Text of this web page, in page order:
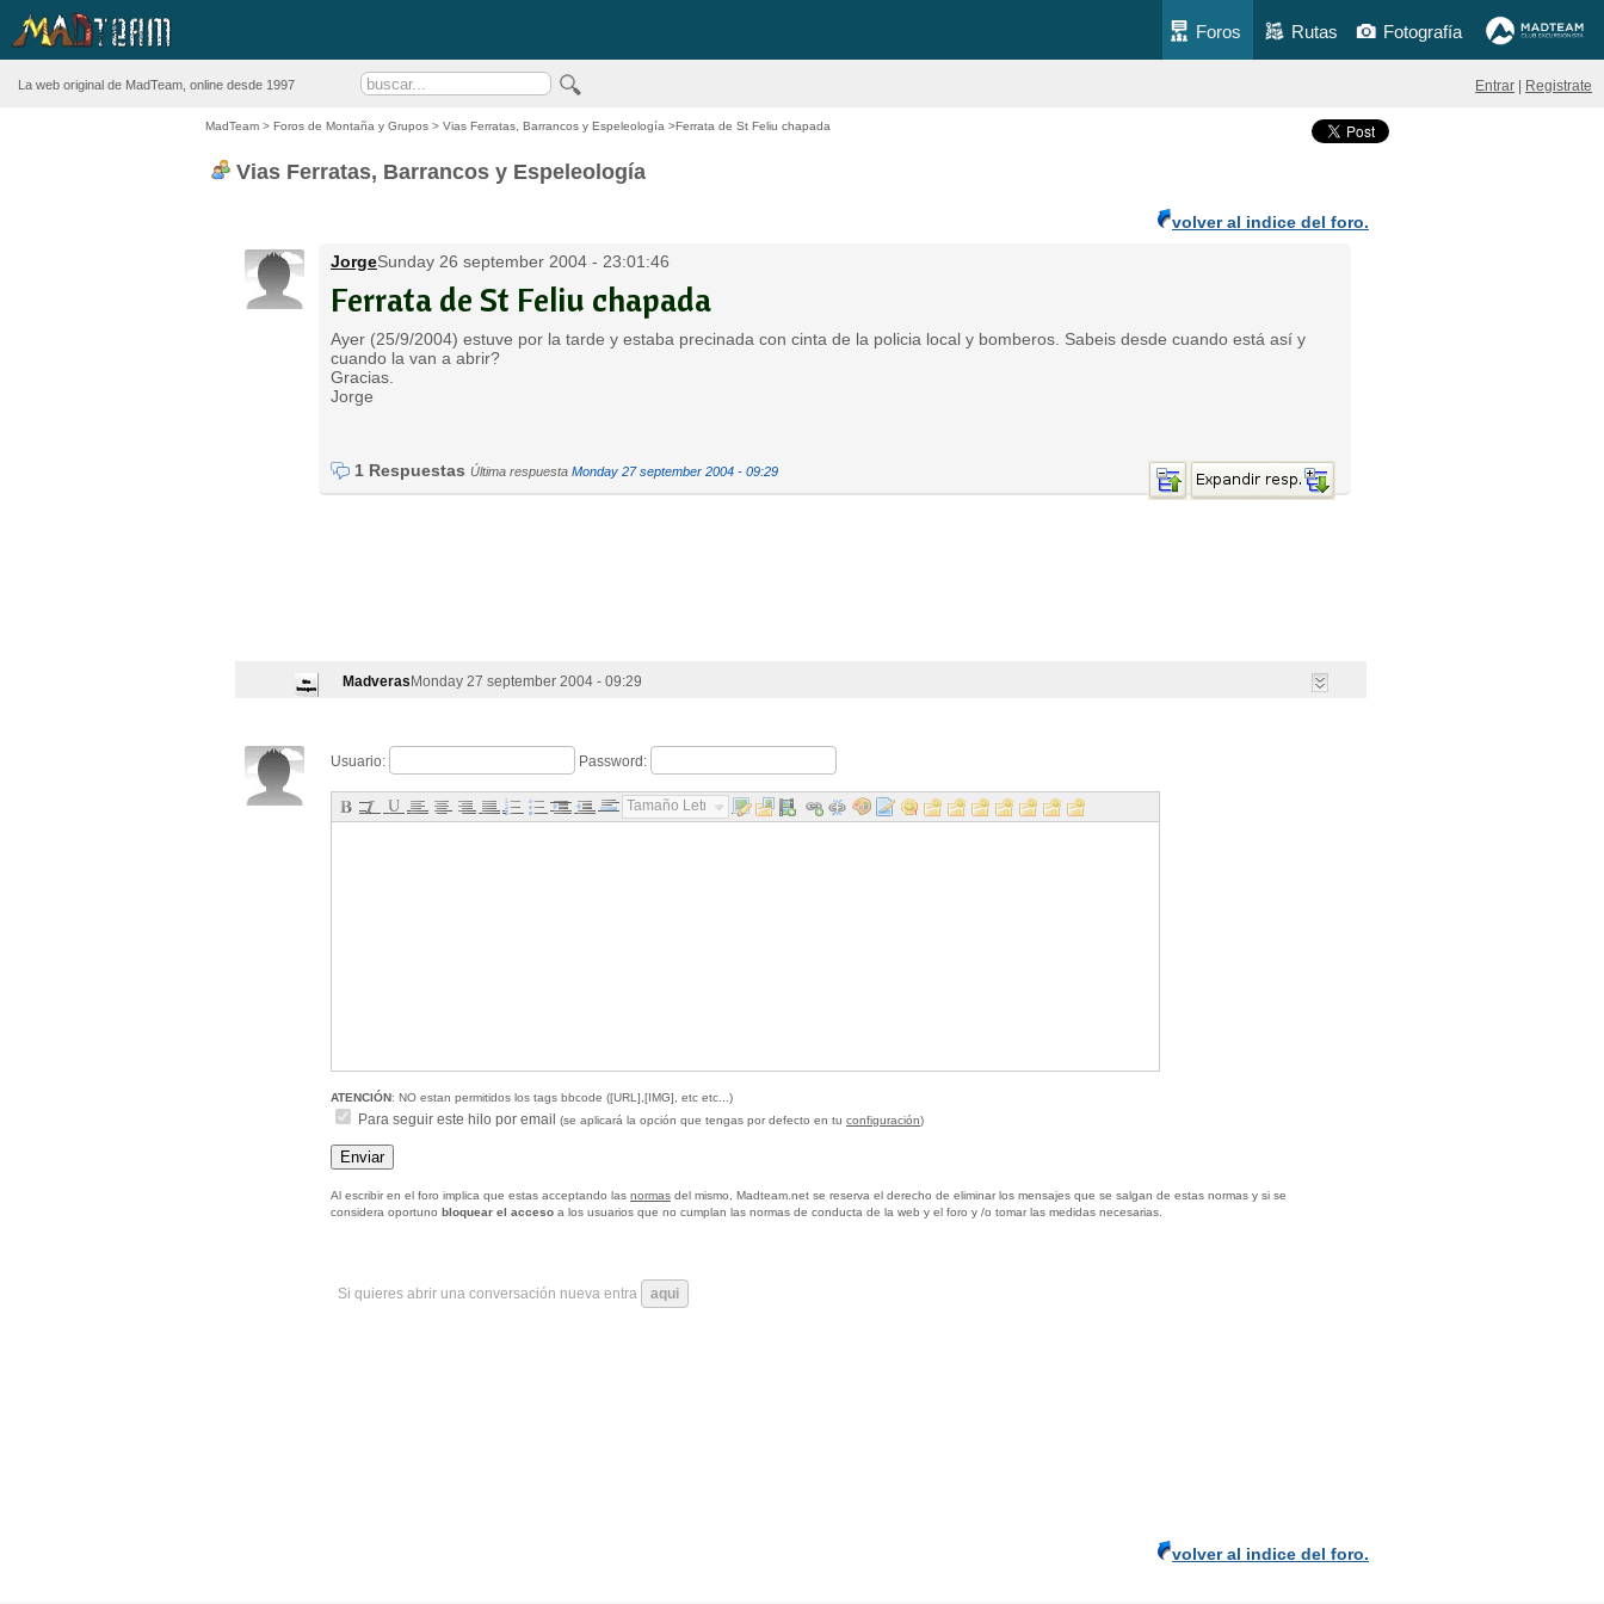
Foros Rutas Fotografía
La web original de MadTeam, online desde 1997 Entrar Registrate
MadTeam > Foros de Montaña y Grupos > Vias Ferratas, Barrancos y Espeleología >Ferrata de St Feliu chapada
Vias Ferratas, Barrancos y Espeleología
volver al indice del foro.
JorgeSunday 26 september 2004 - 23:01:46
Ferrata de St Feliu chapada
Ayer (25/9/2004) estuve por la tarde y estaba precinada con cinta de la policia local y bomberos. Sabeis desde cuando está así y
cuando la van a abrir?
Gracias.
Jorge
1 Respuestas Última respuesta Monday 27 september 2004 - 09:29
Madveras Monday 27 september 2004 - 09:29
Usuario: Password:
Tamaño Letra...
ATENCIÓN: NO estan permitidos los tags bbcode ([URL],[IMG], etc etc...)
Para seguir este hilo por email (se aplicará la opción que tengas por defecto en tu configuración)
Al escribir en el foro implica que estas acceptando las normas del mismo, Madteam.net se reserva el derecho de eliminar los mensajes que se salgan de estas normas y si se
considera oportuno bloquear el acceso a los usuarios que no cumplan las normas de conducta de la web y el foro y /o tomar las medidas necesarias.
Si quieres abrir una conversación nueva entra aqui
volver al indice del foro.